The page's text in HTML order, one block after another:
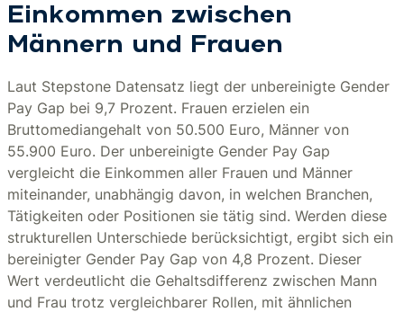
Einkommen zwischen
Männern und Frauen
Laut Stepstone Datensatz liegt der unbereinigte Gender
Pay Gap bei 9,7 Prozent. Frauen erzielen ein
Bruttomediangehalt von 50.500 Euro, Männer von
55.900 Euro. Der unbereinigte Gender Pay Gap
vergleicht die Einkommen aller Frauen und Männer
miteinander, unabhängig davon, in welchen Branchen,
Tätigkeiten oder Positionen sie tätig sind. Werden diese
strukturellen Unterschiede berücksichtigt, ergibt sich ein
bereinigter Gender Pay Gap von 4,8 Prozent. Dieser
Wert verdeutlicht die Gehaltsdifferenz zwischen Mann
und Frau trotz vergleichbarer Rollen, mit ähnlichen